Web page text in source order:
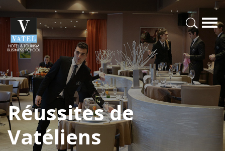
Réussites de
Vatéliens